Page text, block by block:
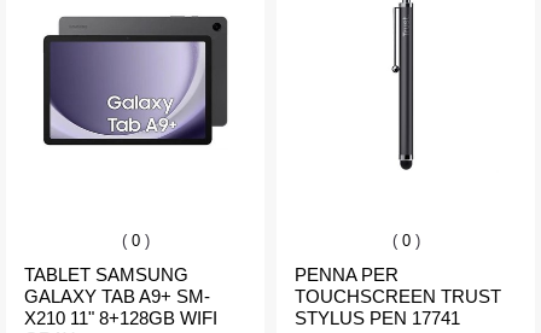
( 0 )
TABLET SAMSUNG
GALAXY TAB A9+ SM-
X210 11" 8+128GB WIFI
( 0 )
PENNA PER
TOUCHSCREEN TRUST
STYLUS PEN 17741